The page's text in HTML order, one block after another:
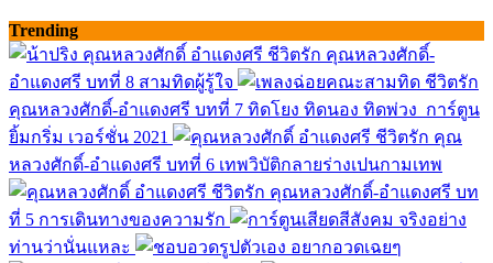
Trending
ชีวิตรัก คุณหลวงศักดิ์-
อำแดงศรี บทที่ 8 สามทิดผู้รู้ใจ
ชีวิตรัก
คุณหลวงศักดิ์-อำแดงศรี บทที่ 7 ทิดโยง ทิดนอง ทิดพ่วง การ์ตูน
ยิ้มกริ่ม เวอร์ชั่น 2021
ชีวิตรัก คุณ
หลวงศักดิ์-อำแดงศรี บทที่ 6 เทพวิบัติกลายร่างเปนกามเทพ
ชีวิตรัก คุณหลวงศักดิ์-อำแดงศรี บท
ที่ 5 การเดินทางของความรัก
จริงอย่าง
ท่านว่านั่นแหละ
อยากอวดเฉยๆ